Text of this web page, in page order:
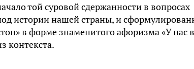
той суровой сдержанности в вопросах
истории нашей страны, и
в форме знаменитого афоризма «У нас в
контекста.